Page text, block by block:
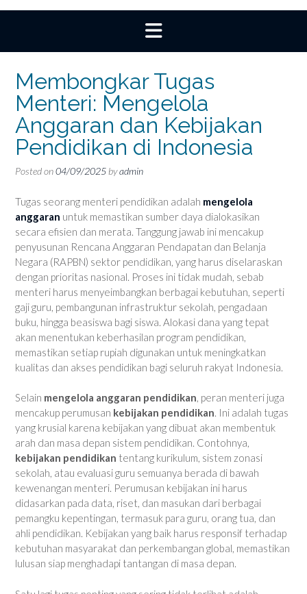
Membongkar Tugas
Menteri: Mengelola
Anggaran dan Kebijakan
Pendidikan di Indonesia
Posted on04/09/2025 byadmin
Tugas seorang menteri pendidikan adalah mengelola
anggaran untuk memastikan sumber daya dialokasikan
secara efisien dan merata. Tanggung jawab ini mencakup
penyusunan Rencana Anggaran Pendapatan dan Belanja
Negara (RAPBN) sektor pendidikan, yang harus diselaraskan
dengan prioritas nasional. Proses ini tidak mudah, sebab
menteri harus menyeimbangkan berbagai kebutuhan, seperti
gaji guru, pembangunan infrastruktur sekolah, pengadaan
buku, hingga beasiswa bagi siswa. Alokasi dana yang tepat
akan menentukan keberhasilan program pendidikan,
memastikan setiap rupiah digunakan untuk meningkatkan
kualitas dan akses pendidikan bagi seluruh rakyat Indonesia.
Selain mengelola anggaran pendidikan, peran menteri juga
mencakup perumusan kebijakan pendidikan. Ini adalah tugas
yang krusial karena kebijakan yang dibuat akan membentuk
arah dan masa depan sistem pendidikan. Contohnya,
kebijakan pendidikan tentang kurikulum, sistem zonasi
sekolah, atau evaluasi guru semuanya berada di bawah
kewenangan menteri. Perumusan kebijakan ini harus
didasarkan pada data, riset, dan masukan dari berbagai
pemangku kepentingan, termasuk para guru, orang tua, dan
ahli pendidikan. Kebijakan yang baik harus responsif terhadap
kebutuhan masyarakat dan perkembangan global, memastikan
lulusan siap menghadapi tantangan di masa depan.